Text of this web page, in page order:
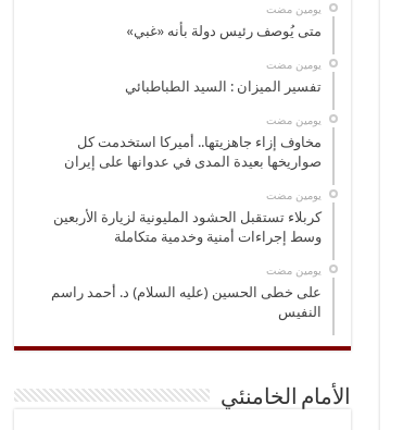
‏يومين مضت
متى يُوصف رئيس دولة بأنه «غبي»
‏يومين مضت
تفسير الميزان : السيد الطباطبائي
‏يومين مضت
مخاوف إزاء جاهزيتها.. أميركا استخدمت كل
صواريخها بعيدة المدى في عدوانها على إيران
‏يومين مضت
كربلاء تستقبل الحشود المليونية لزيارة الأربعين
وسط إجراءات أمنية وخدمية متكاملة
‏يومين مضت
على خطى الحسين (عليه السلام) د. أحمد راسم
النفيس
الأمام الخامنئي